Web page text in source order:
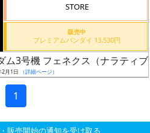
STORE
販売中
プレミアムバンダイ 13,530円
ム3号機 フェネクス（ナラティブ
2月1日 （詳細ページ）
1
販売開始の通知を受け取る